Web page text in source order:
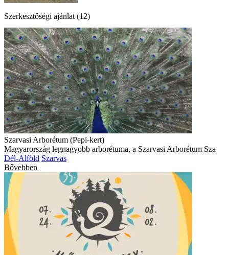
Szerkesztőségi ajánlat (12)
Szarvasi Arborétum (Pepi-kert)
Magyarország legnagyobb arborétuma, a Szarvasi Arborétum Sza
Dél-Alföld Szarvas
Bővebben